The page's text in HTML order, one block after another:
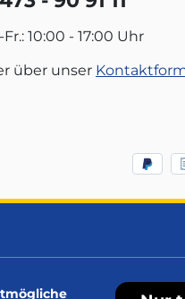
Fr.: 10:00 - 17:00 Uhr
über unser